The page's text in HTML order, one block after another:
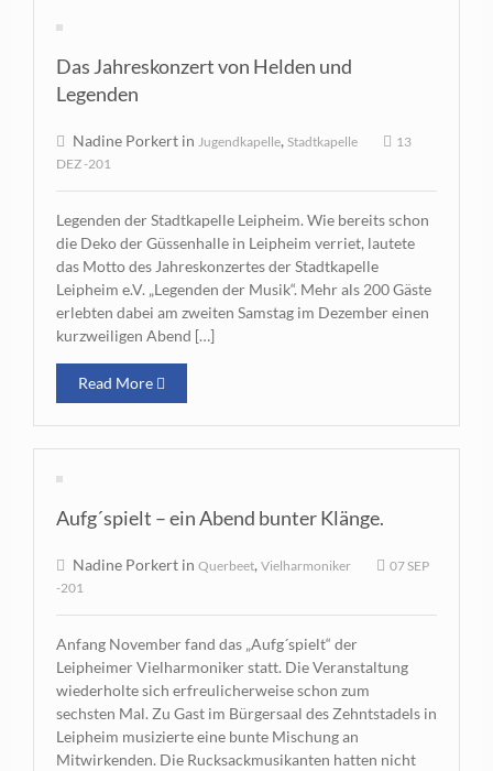
Das Jahreskonzert von Helden und
Legenden
Nadine Porkert in Jugendkapelle, Stadtkapelle
13
DEZ -201
Legenden der Stadtkapelle Leipheim. Wie bereits schon
die Deko der Güssenhalle in Leipheim verriet, lautete
das Motto des Jahreskonzertes der Stadtkapelle
Leipheim e.V. „Legenden der Musik“. Mehr als 200 Gäste
erlebten dabei am zweiten Samstag im Dezember einen
kurzweiligen Abend […]
Read More
Aufg´spielt – ein Abend bunter Klänge.
Nadine Porkert in Querbeet, Vielharmoniker
07 SEP
-201
Anfang November fand das „Aufg´spielt“ der
Leipheimer Vielharmoniker statt. Die Veranstaltung
wiederholte sich erfreulicherweise schon zum
sechsten Mal. Zu Gast im Bürgersaal des Zehntstadels in
Leipheim musizierte eine bunte Mischung an
Mitwirkenden. Die Rucksackmusikanten hatten nicht